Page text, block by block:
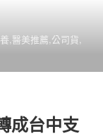
,醫美推薦,公司貨,
成台中支